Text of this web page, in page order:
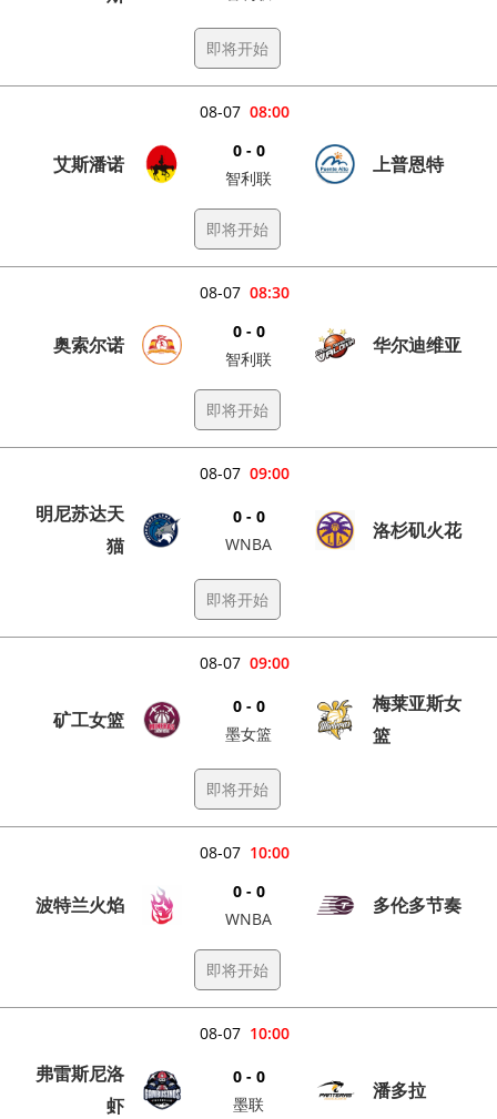
即将开始
08:00
08-07
艾斯潘诺
0 - 0
智利联
上普恩特
即将开始
08:30
08-07
奥索尔诺
0 - 0
智利联
华尔迪维亚
即将开始
09:00
08-07
明尼苏达天
猫
0 - 0
WNBA
洛杉矶火花
即将开始
09:00
08-07
矿工女篮
0 - 0
墨女篮
梅莱亚斯女
篮
即将开始
10:00
08-07
波特兰火焰
0 - 0
WNBA
多伦多节奏
即将开始
10:00
08-07
弗雷斯尼洛
虾
0 - 0
墨联
潘多拉